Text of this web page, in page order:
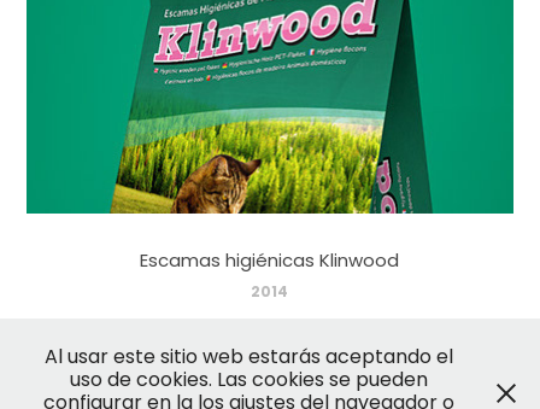
Escamas higiénicas Klinwood
2014
Al usar este sitio web estarás aceptando el
uso de cookies. Las cookies se pueden